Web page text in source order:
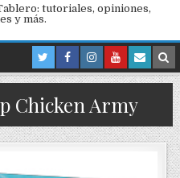
tutoriales, opiniones,
y más.
Chicken Army